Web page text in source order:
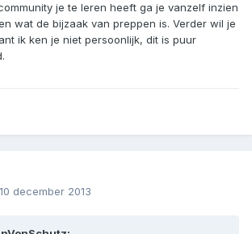
je te leren heeft ga je vanzelf inzien
wat de bijzaak van preppen is. Verder wil je
ik ken je niet persoonlijk, dit is puur
10 december 2013